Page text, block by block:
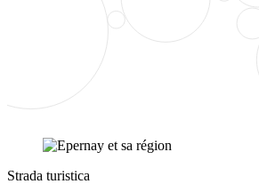
Strada turistica